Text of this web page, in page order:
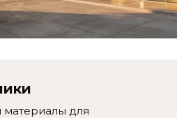
материалы для